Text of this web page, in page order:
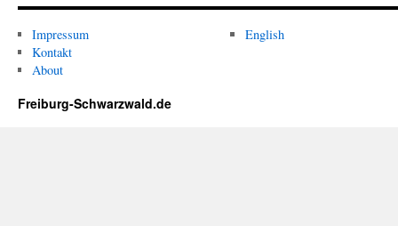
Impressum
Kontakt
About
English
Freiburg-Schwarzwald.de